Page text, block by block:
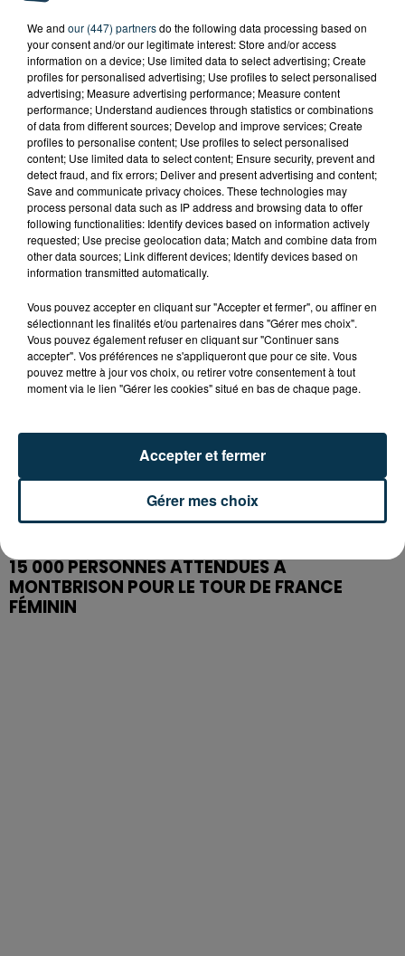
SAINT-ETIENNE : UN ENFANT DÉCÈDE APRÈS
UNE CHUTE DU 8E ÉTAGE
15 000 PERSONNES ATTENDUES À
MONTBRISON POUR LE TOUR DE FRANCE
FÉMININ
We and our (447) partnersdo the following data processing based on
your consent and/or our legitimate interest: Store and/or access
information on a device; Use limited data to select advertising; Create
profiles for personalised advertising; Use profiles to select personalised
advertising; Measure advertising performance; Measure content
performance; Understand audiences through statistics or combinations
of data from different sources; Develop and improve services; Create
profiles to personalise content; Use profiles to select personalised
content; Use limited data to select content; Ensure security, prevent and
detect fraud, and fix errors; Deliver and present advertising and content;
Save and communicate privacy choices. These technologies may
process personal data such as IP address and browsing data to offer
following functionalities: Identify devices based on information actively
requested; Use precise geolocation data; Match and combine data from
other data sources; Link different devices; Identify devices based on
information transmitted automatically.
Vous pouvez accepter en cliquant sur "Accepter et fermer", ou affiner en
sélectionnant les finalités et/ou partenaires dans "Gérer mes choix".
Vous pouvez également refuser en cliquant sur "Continuer sans
accepter". Vos préférences ne s'appliqueront que pour ce site. Vous
pouvez mettre à jour vos choix, ou retirer votre consentement à tout
moment via le lien "Gérer les cookies" situé en bas de chaque page.
Gérer mes choix
Accepter et fermer